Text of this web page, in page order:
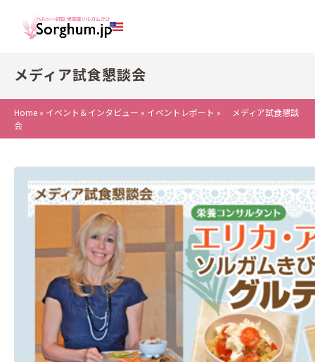
メディア試食懇談会
Home » イベント＆インタビュー » イベントレポート »
メディア試食懇談
会